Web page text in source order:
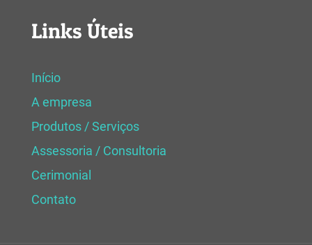
Links Úteis
Início
A empresa
Produtos / Serviços
Assessoria / Consultoria
Cerimonial
Contato